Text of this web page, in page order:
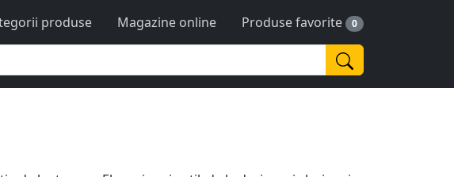
produse Magazine online Produse favorite 0